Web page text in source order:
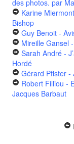
des photos. par
Karine
Bishop
Guy Benoit -
Mireille Gansel
Sarah André -
Hordé
Gérard Pfister -
Robert Filliou -
Jacques Barbaut